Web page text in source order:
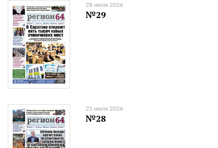
28 июля 2026
№29
21 июля 2026
№28